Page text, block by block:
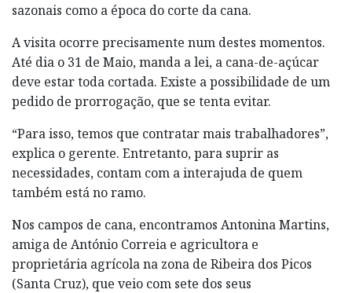
sazonais como a época do corte da cana.
A visita ocorre precisamente num destes momentos.
Até dia o 31 de Maio, manda a lei, a cana-de-açúcar
deve estar toda cortada. Existe a possibilidade de um
pedido de prorrogação, que se tenta evitar.
“Para isso, temos que contratar mais trabalhadores”,
explica o gerente. Entretanto, para suprir as
necessidades, contam com a interajuda de quem
também está no ramo.
Nos campos de cana, encontramos Antonina Martins,
amiga de António Correia e agricultora e
proprietária agrícola na zona de Ribeira dos Picos
(Santa Cruz), que veio com sete dos seus